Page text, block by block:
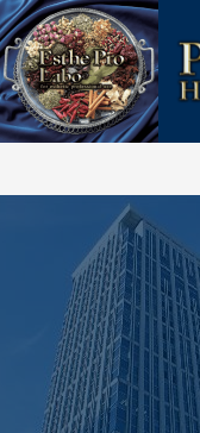
このページの本文へ
p
a
g
e
t